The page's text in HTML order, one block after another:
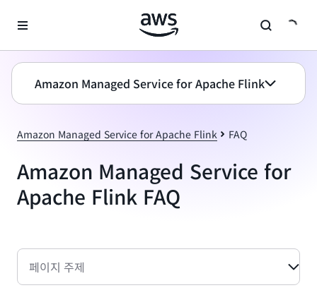
Amazon Managed Service for Apache Flink
Amazon Managed Service for Apache Flink FAQ
Amazon Managed Service for
Apache Flink FAQ
페이지 주제